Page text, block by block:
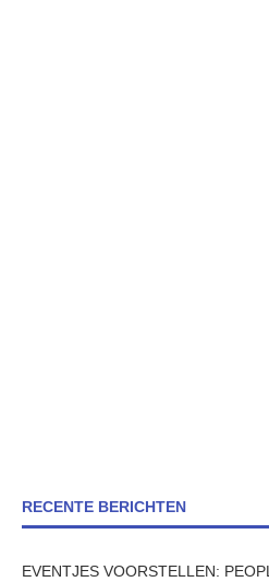
RECENTE BERICHTEN
EVENTJES VOORSTELLEN: